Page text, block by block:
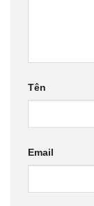
Tên
Email